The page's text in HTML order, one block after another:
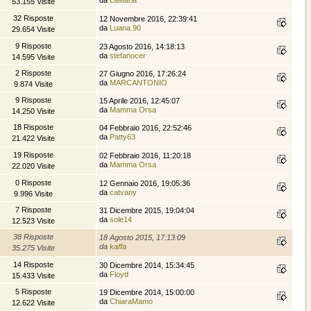
32 Risposte
29.654 Visite
12 Novembre 2016, 22:39:41
da Luana.90
9 Risposte
14.595 Visite
23 Agosto 2016, 14:18:13
da stefanocer
2 Risposte
9.874 Visite
27 Giugno 2016, 17:26:24
da MARCANTONIO
9 Risposte
14.250 Visite
15 Aprile 2016, 12:45:07
da Mamma Orsa
18 Risposte
21.422 Visite
04 Febbraio 2016, 22:52:46
da Patty63
19 Risposte
22.020 Visite
02 Febbraio 2016, 11:20:18
da Mamma Orsa
0 Risposte
9.996 Visite
12 Gennaio 2016, 19:05:36
da catvany
7 Risposte
12.523 Visite
31 Dicembre 2015, 19:04:04
da sole14
38 Risposte
35.275 Visite
18 Agosto 2015, 17:13:09
da kaffa
14 Risposte
15.433 Visite
30 Dicembre 2014, 15:34:45
da Floyd
5 Risposte
12.622 Visite
19 Dicembre 2014, 15:00:00
da ChiaraMamo